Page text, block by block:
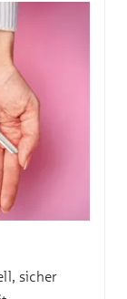
sicher